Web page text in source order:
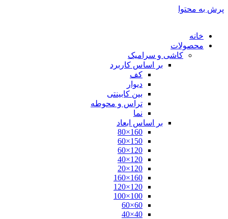
پرش به محتوا
خانه
محصولات
کاشی و سرامیک
بر اساس کاربرد
کف
دیوار
بین کابینتی
تراس و محوطه
نما
بر اساس ابعاد
160×80
150×60
120×60
120×40
120×20
160×160
120×120
100×100
60×60
40×40